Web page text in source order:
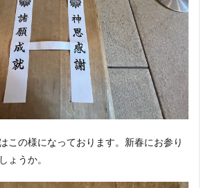
この様になっております。新春にお参り
ょうか。